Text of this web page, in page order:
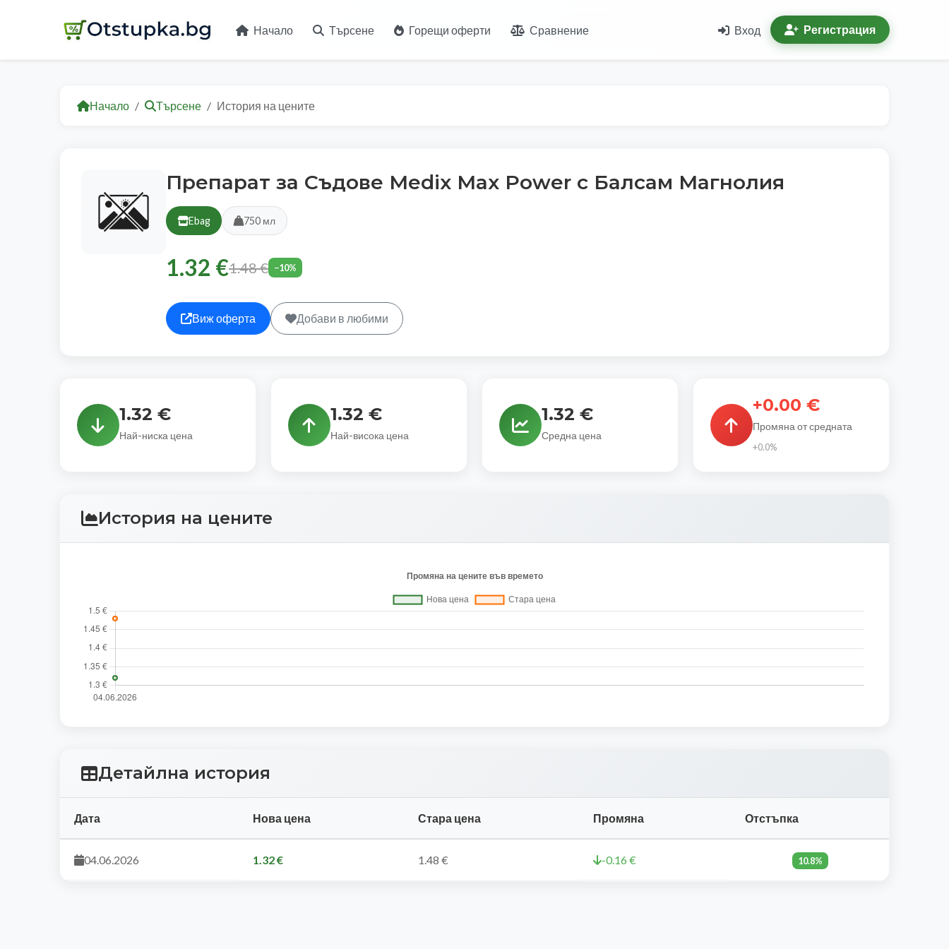
Начало Търсене Горещи оферти Сравнение Вход Регистрация
Начало Търсене История на цените
Препарат за Съдове Medix Max Power с Балсам Магнолия
Ebag 750 мл
1.32 €1.48 € −10%
Виж оферта Добави в любими
1.32 €
Най-ниска цена
1.32 €
Най-висока цена
1.32 €
Средна цена
+0.00 €
Промяна от средната
+0.0%
История на цените
Детайлна история
Дата Нова цена Стара цена Промяна Отстъпка
04.06.2026 1.32 € 1.48 € -0.16 € 10.8%